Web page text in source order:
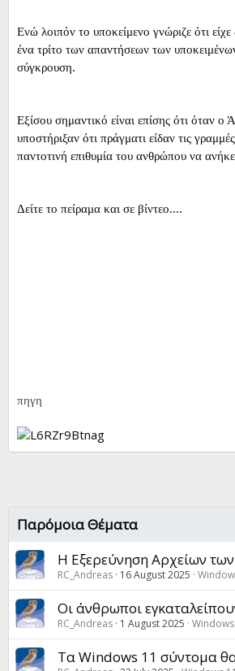
Ενώ λοιπόν το υποκείμενο γνώριζε ότι
ένα τρίτο των απαντήσεων των
σύγκρουση.
Εξίσου σημαντικό είναι επίσης ότι όταν
υποστήριξαν ότι πράγματι είδαν τις
παντοτινή επιθυμία του ανθρώπου να
Δείτε το πείραμα και σε βίντεο....
πηγη
Παρόμοια Θέματα
Η Εξερεύνηση Αρχείων
RC_Andreas 16 August 2025
Οι άνθρωποι
RC_Andreas 1 August 2025 Windows
Τα Windows 11 σύντομα